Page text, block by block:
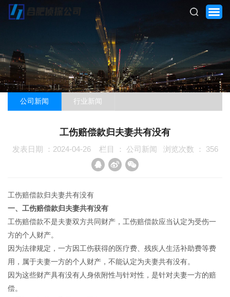
网站首页
新闻资讯
招贤纳士
联系我们
公司新闻 行业新闻
工伤赔偿款归夫妻共有没有
发表日期 ：2024-04-26 栏目 ： 公司新闻 浏览次数 ： 356
工伤赔偿款归夫妻共有没有
一、工伤赔偿款归夫妻共有没有
工伤赔偿款不是夫妻双方共同财产，工伤赔偿款应当认定为受伤一
方的个人财产。
因为法律规定，一方因工伤获得的医疗费、残疾人生活补助费等费
用，属于夫妻一方的个人财产，不能认定为夫妻共有没有。
因为这些财产具有没有人身依附性与针对性，是针对夫妻一方的赔
偿。